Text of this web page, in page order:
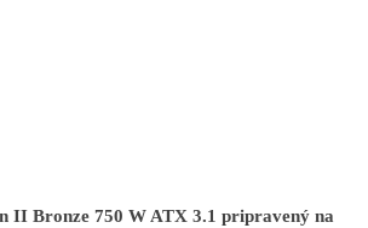
II Bronze 750 W ATX 3.1 pripravený na